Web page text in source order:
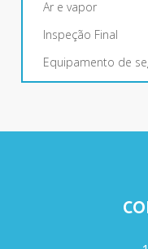
Ar e vapor
Inspeção Final
Equipamento de